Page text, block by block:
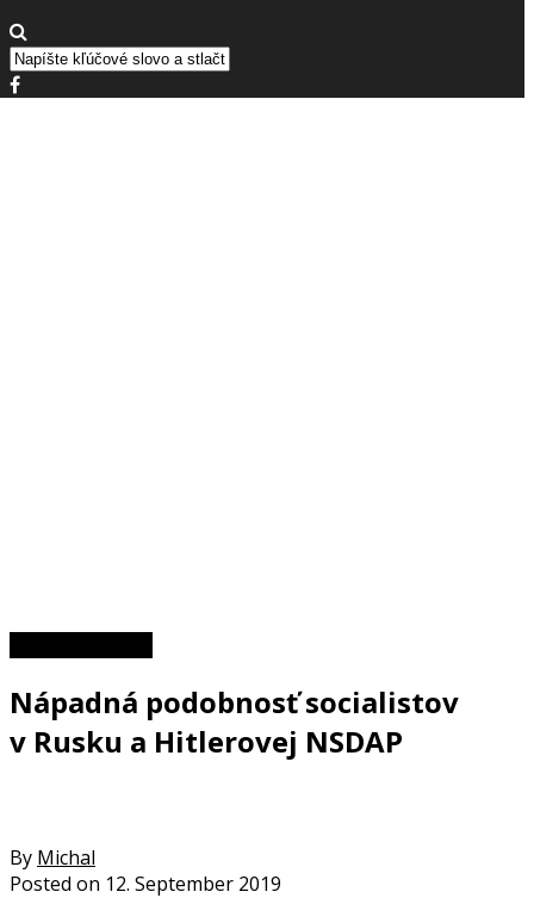
Nápadná podobnosť socialistov
v Rusku a Hitlerovej NSDAP
By Michal
Posted on 12. September 2019